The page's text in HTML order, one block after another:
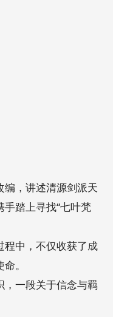
，讲述清源剑派天
踏上寻找“七叶梵
程中，不仅收获了成
。
一段关于信念与羁